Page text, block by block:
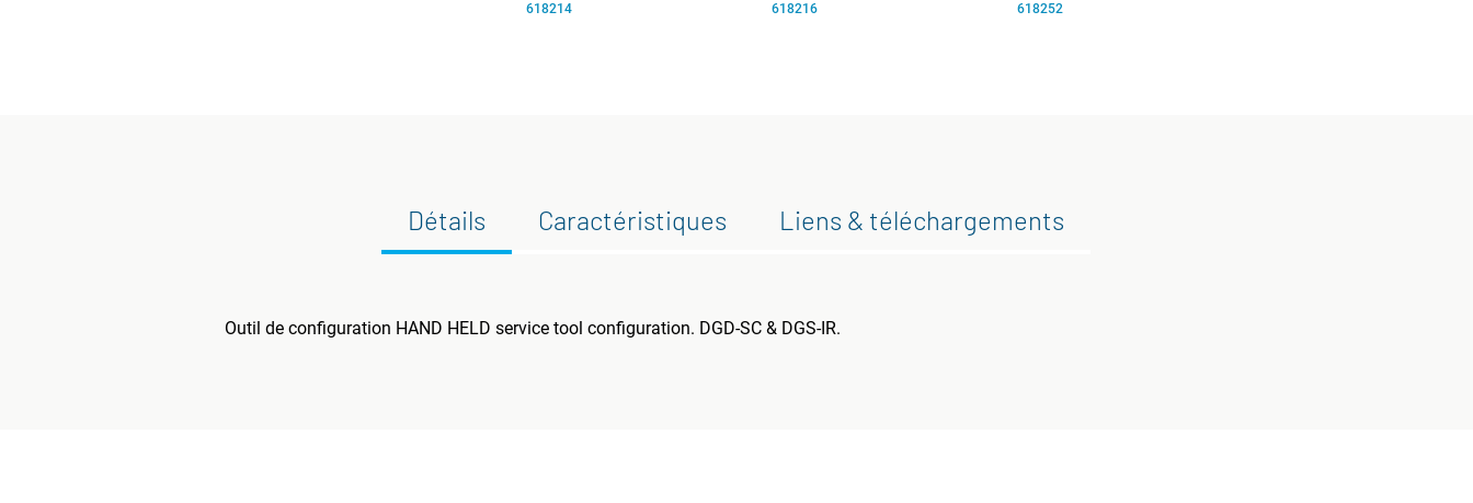
618214 618216 618252
Détails Caractéristiques Liens & téléchargements
Outil de configuration HAND HELD service tool configuration. DGD-SC & DGS-IR.